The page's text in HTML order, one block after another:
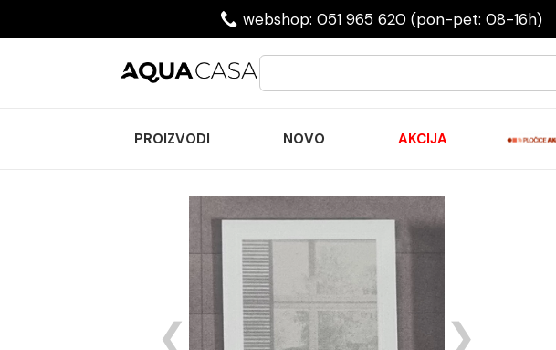
webshop: 051 965 620 (pon-pet: 08-16h)
PROIZVODI NOVO AKCIJA